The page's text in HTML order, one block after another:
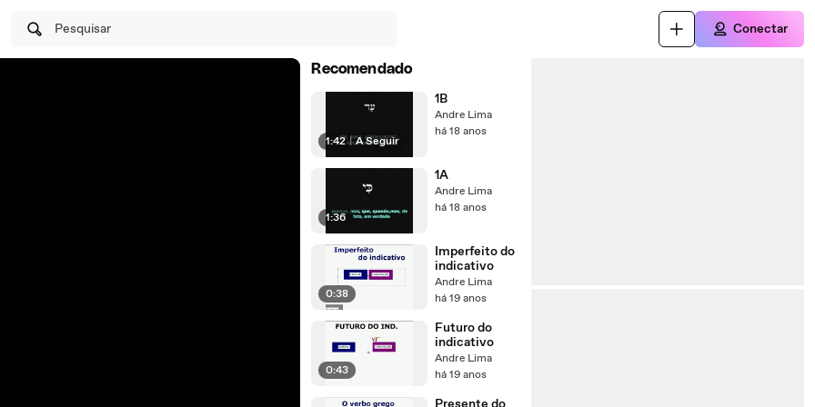
Pesquisar Conectar
Recomendado
1:42 | A Seguir
1B
Andre Lima
há 18 anos
1:36
1A
Andre Lima
há 18 anos
0:38
Imperfeito do
indicativo
Andre Lima
há 19 anos
0:43
Futuro do
indicativo
Andre Lima
há 19 anos